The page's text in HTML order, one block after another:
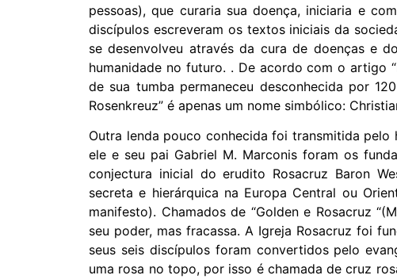
pessoas), que curaria sua doença, iniciaria e
discípulos escreveram os textos iniciais da
se desenvolveu através da cura de doenças e
humanidade no futuro. . De acordo com o artigo
de sua tumba permaneceu desconhecida por
Rosenkreuz” é apenas um nome simbólico:
Outra lenda pouco conhecida foi transmitida
ele e seu pai Gabriel M. Marconis foram os
conjectura inicial do erudito Rosacruz Baron
secreta e hierárquica na Europa Central ou
manifesto). Chamados de “Golden e Rosacruz
seu poder, mas fracassa. A Igreja Rosacruz foi
seus seis discípulos foram convertidos pelo
uma rosa no topo, por isso é chamada de cruz